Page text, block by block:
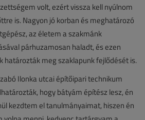
volt, ezért vissza kell nyúlnom
is. Nagyon jó korban és meghatározó
az életem a szakmánk
párhuzamosan haladt, és ezen
határozták meg szaklapunk fejlődését is.
Ilonka utcai építőipari technikum
hogy bátyám építész lesz, én
kezdtem el tanulmányaimat, hiszen én